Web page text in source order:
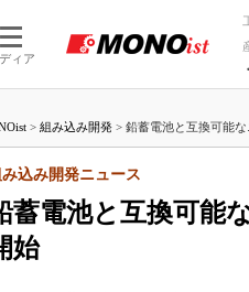
ィア
つながる工
AI×設
> 組み込み開発 > 鉛蓄電池と互換可能な
蓄電池と互換可能
始
込み開発ニュース